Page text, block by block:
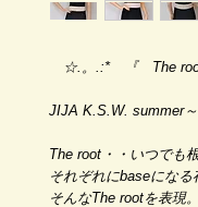
☆.。.:* 『 The
JIJA K.S.W. summer
The root・・いつでも
それぞれにbaseにな
そんなThe rootを表現